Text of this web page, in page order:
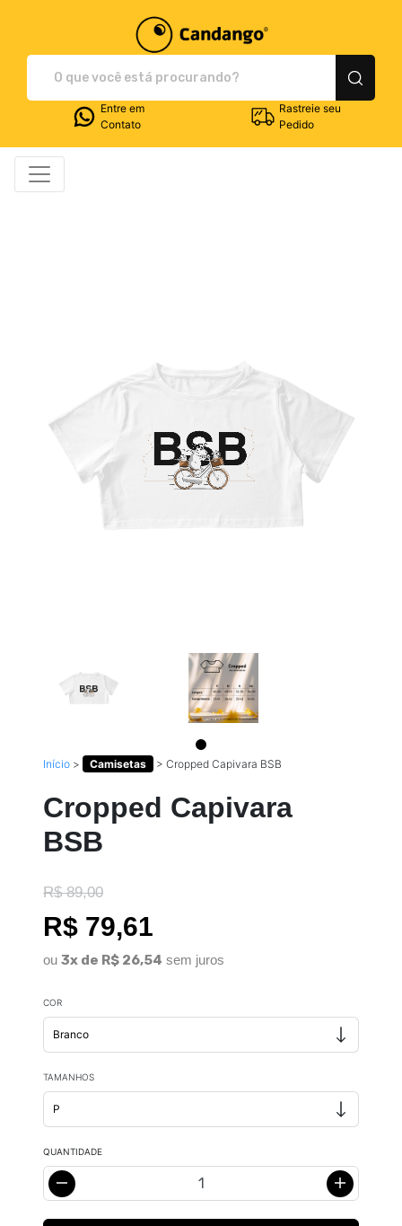
Entre em
Contato
Rastreie seu
Pedido
Início > Camisetas > Cropped Capivara BSB
Cropped Capivara
BSB
R$ 89,00
R$ 79,61
ou 3x de R$ 26,54 sem juros
COR
TAMANHOS
QUANTIDADE